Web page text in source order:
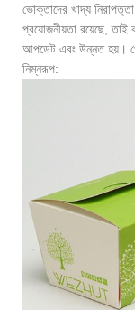
ভোক্তাদের খাদ্য
প্রয়োজনীয়তা রয়েছে, তাই
আপডেট এবং উন্নত হয়।
নিম্নরূপ: